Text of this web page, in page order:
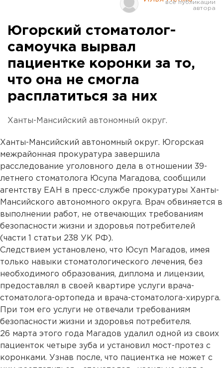
Югорский стоматолог-
самоучка вырвал
пациентке коронки за то,
что она не смогла
расплатиться за них
Ханты-Мансийский автономный округ.
Ханты-Мансийский автономный округ. Югорская
межрайонная прокуратура завершила
расследование уголовного дела в отношении 39-
летнего стоматолога Юсупа Магадова, сообщили
агентству ЕАН в пресс-службе прокуратуры Ханты-
Мансийского автономного округа. Врач обвиняется в
выполнении работ, не отвечающих требованиям
безопасности жизни и здоровья потребителей
(части 1 статьи 238 УК РФ).
Следствием установлено, что Юсуп Магадов, имея
только навыки стоматологического лечения, без
необходимого образования, диплома и лицензии,
предоставлял в своей квартире услуги врача-
стоматолога-ортопеда и врача-стоматолога-хирурга.
При том его услуги не отвечали требованиям
безопасности жизни и здоровья потребителя.
26 марта этого года Магадов удалил одной из своих
пациенток четыре зуба и установил мост-протез с
коронками. Узнав после, что пациентка не может с